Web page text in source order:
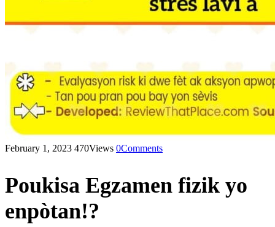
February 1, 2023 470Views 0Comments
Poukisa Egzamen fizik yo
enpòtan!?